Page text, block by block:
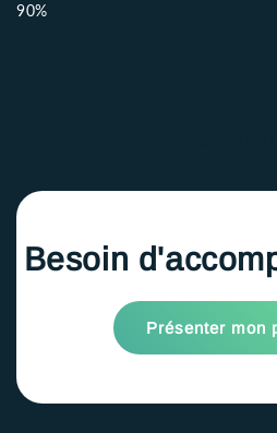
90%
Besoin
Présenter mon